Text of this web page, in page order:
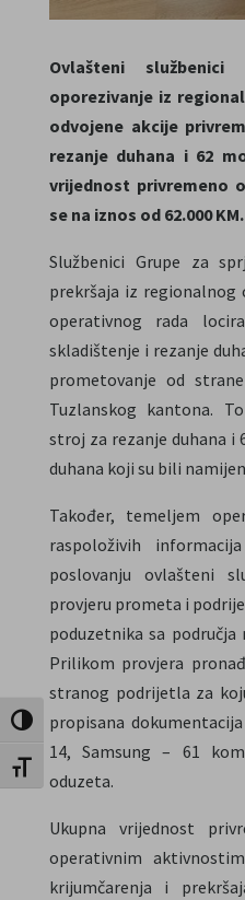
Uključi / isključi visoki kontrast
Uključi / isključi veličinu fonta
Ovlašteni
oporezivanje iz
odvojene akcije
rezanje duhana i 62
vrijednost privremeno
se na iznos od 62.000 KM.
Službenici Grupe za
prekršaja iz
operativnog rada
skladištenje i rezanje
prometovanje od
Tuzlanskog kantona.
stroj za rezanje duhana
duhana koji su bili
Također, temeljem
raspoloživih
poslovanju ovlašteni
provjeru prometa i
poduzetnika sa
Prilikom provjera
stranog podrijetla za
propisana
14, Samsung – 61
oduzeta.
Ukupna vrijednost
operativnim
krijumčarenja i